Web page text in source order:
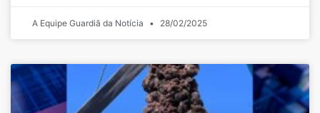
A Equipe Guardiã da Notícia 28/02/2025